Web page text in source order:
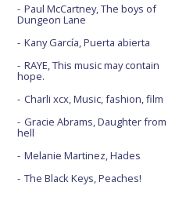
Paul McCartney, The boys of
Dungeon Lane
Kany García, Puerta abierta
RAYE, This music may contain
hope.
Charli xcx, Music, fashion, film
Gracie Abrams, Daughter from
hell
Melanie Martinez, Hades
The Black Keys, Peaches!